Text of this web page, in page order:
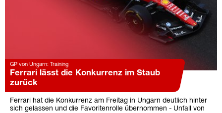
GP von Ungarn: Training
Ferrari lässt die Konkurrenz im Staub
zurück
Ferrari hat die Konkurrenz am Freitag in Ungarn deutlich hinter
sich gelassen und die Favoritenrolle übernommen - Unfall von